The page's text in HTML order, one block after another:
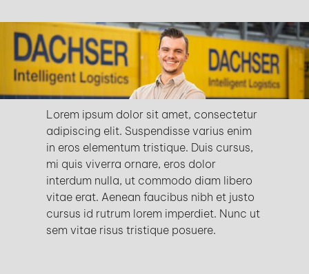
Lorem ipsum dolor sit amet, consectetur
adipiscing elit. Suspendisse varius enim
in eros elementum tristique. Duis cursus,
mi quis viverra ornare, eros dolor
interdum nulla, ut commodo diam libero
vitae erat. Aenean faucibus nibh et justo
cursus id rutrum lorem imperdiet. Nunc ut
sem vitae risus tristique posuere.